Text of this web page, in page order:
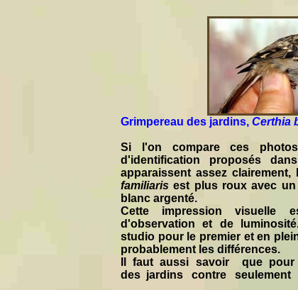
Grimpereau des jardins, Certhia
Si l'on compare ces
d'identification proposés
apparaissent assez clairement,
familiaris est plus roux avec
blanc argenté.
Cette impression visuelle
d'observation et de
studio pour le premier et en
probablement les différences.
Il faut aussi savoir que pour
des jardins contre seulement